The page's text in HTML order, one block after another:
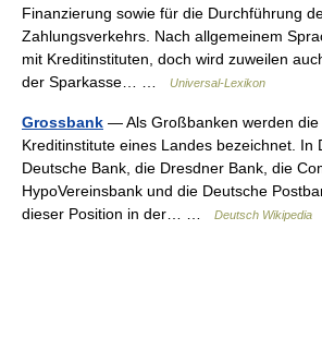
Finanzierung sowie für die Durchführung
Zahlungsverkehrs. Nach allgemeinem
mit Kreditinstituten, doch wird zuweilen
der Sparkasse… …
Universal-Lexikon
Grossbank — Als Großbanken werden
Kreditinstitute eines Landes bezeichnet. In
Deutsche Bank, die Dresdner Bank, die
HypoVereinsbank und die Deutsche
dieser Position in der… …
Deutsch Wikipedia